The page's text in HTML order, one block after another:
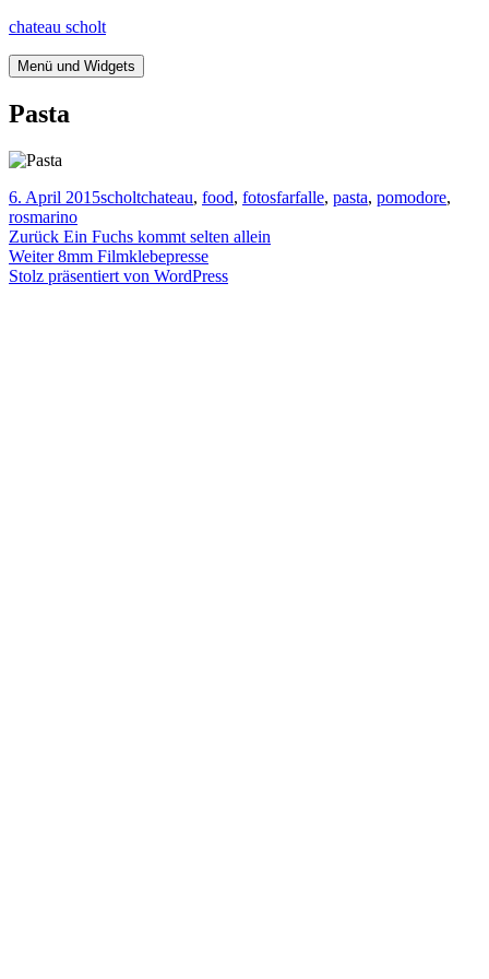
Springe
Inhalt
chateau scholt
Menü und Widgets
Pasta
Veröffentlicht
am
6. April 2015Autor
scholtKategorien
chateau, food, fotosTags
farfalle, pasta, pomodore,
rosmarino
Beitragsnavigation
Zurück Vorheriger
Beitrag:
Ein Fuchs kommt selten allein
Weiter Nächster
Beitrag:
8mm Filmklebepresse
Stolz präsentiert von WordPress